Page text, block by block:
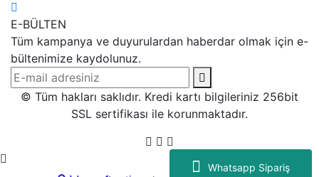
Whatsapp Sipariş
E-BÜLTEN
Tüm kampanya ve duyurulardan haberdar olmak için e-
bültenimize kaydolunuz.
© Tüm hakları saklıdır. Kredi kartı bilgileriniz 256bit
SSL sertifikası ile korunmaktadır.